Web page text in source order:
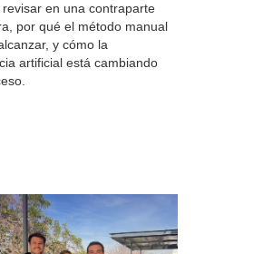
revisar en una contraparte
por qué el método manual
y cómo la
artificial está cambiando